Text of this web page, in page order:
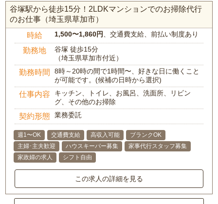
谷塚駅から徒歩15分！2LDKマンションでのお掃除代行
のお仕事（埼玉県草加市）
時給 1,500〜1,860円、交通費支給、前払い制度あり
勤務地
谷塚 徒歩15分
（埼玉県草加市付近）
勤務時間
8時～20時の間で1時間〜、好きな日に働くこと
が可能です。(候補の日時から選択)
仕事内容
キッチン、トイレ、お風呂、洗面所、リビン
グ、その他のお掃除
契約形態 業務委託
週1〜OK 交通費支給 高収入可能
ブランクOK
主婦･主夫歓迎
ハウスキーパー募集
家事代行スタッフ募集
家政婦の求人
シフト自由
この求人の詳細を見る